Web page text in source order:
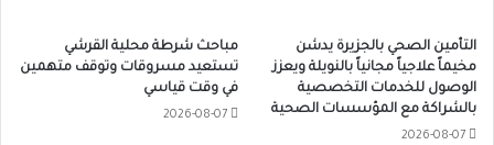
التأمين الصحي بالجزيرة يدشن
مخيماً علاجياً مجانياً بالنويلة ويعزز
الوصول للخدمات التخصصية
بالشراكة مع المؤسسات الصحية
2026-08-07
مباحث شرطة محلية القرشي
تستعيد مسروقات وتوقف متهمين
في وقت قياسي
2026-08-07